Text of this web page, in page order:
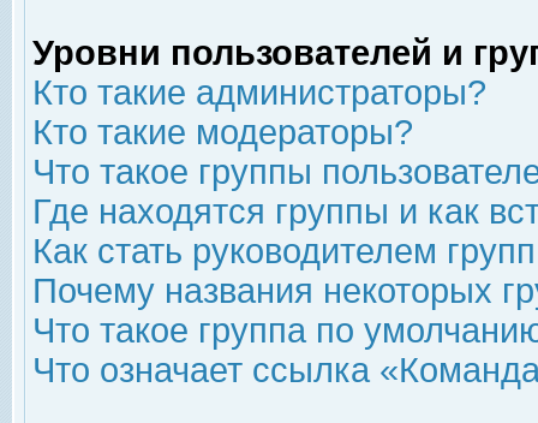
Уровни пользователей и
Кто такие администраторы?
Кто такие модераторы?
Что такое группы
Где находятся группы и как
Как стать руководителем
Почему названия некоторых
Что такое группа по
Что означает ссылка